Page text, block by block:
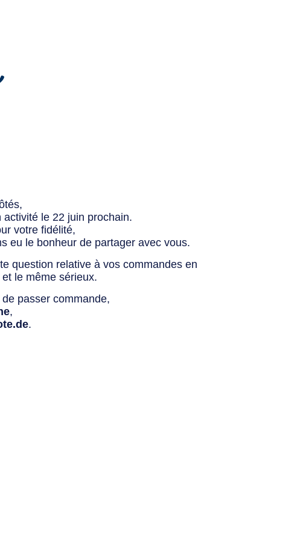
le 22 juin prochain.
votre fidélité,
eu le bonheur de partager avec vous.
question relative à vos commandes en
le même sérieux.
passer commande,
,
.